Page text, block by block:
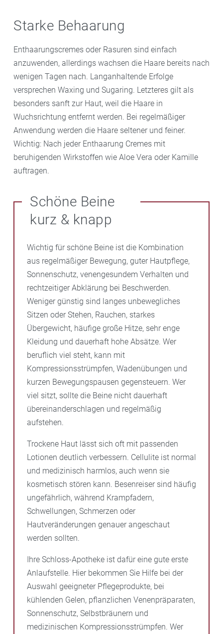
Starke Behaarung
Enthaarungscremes oder Rasuren sind einfach
anzuwenden, allerdings wachsen die Haare bereits nach
wenigen Tagen nach. Langanhaltende Erfolge
versprechen Waxing und Sugaring. Letzteres gilt als
besonders sanft zur Haut, weil die Haare in
Wuchsrichtung entfernt werden. Bei regelmäßiger
Anwendung werden die Haare seltener und feiner.
Wichtig: Nach jeder Enthaarung Cremes mit
beruhigenden Wirkstoffen wie Aloe Vera oder Kamille
auftragen.
Schöne Beine
kurz & knapp
Wichtig für schöne Beine ist die Kombination
aus regelmäßiger Bewegung, guter Hautpflege,
Sonnenschutz, venengesundem Verhalten und
rechtzeitiger Abklärung bei Beschwerden.
Weniger günstig sind langes unbewegliches
Sitzen oder Stehen, Rauchen, starkes
Übergewicht, häufige große Hitze, sehr enge
Kleidung und dauerhaft hohe Absätze. Wer
beruflich viel steht, kann mit
Kompressionsstrümpfen, Wadenübungen und
kurzen Bewegungspausen gegensteuern. Wer
viel sitzt, sollte die Beine nicht dauerhaft
übereinanderschlagen und regelmäßig
aufstehen.
Trockene Haut lässt sich oft mit passenden
Lotionen deutlich verbessern. Cellulite ist normal
und medizinisch harmlos, auch wenn sie
kosmetisch stören kann. Besenreiser sind häufig
ungefährlich, während Krampfadern,
Schwellungen, Schmerzen oder
Hautveränderungen genauer angeschaut
werden sollten.
Ihre Schloss-Apotheke ist dafür eine gute erste
Anlaufstelle. Hier bekommen Sie Hilfe bei der
Auswahl geeigneter Pflegeprodukte, bei
kühlenden Gelen, pflanzlichen Venenpräparaten,
Sonnenschutz, Selbstbräunern und
medizinischen Kompressionsstrümpfen. Wer